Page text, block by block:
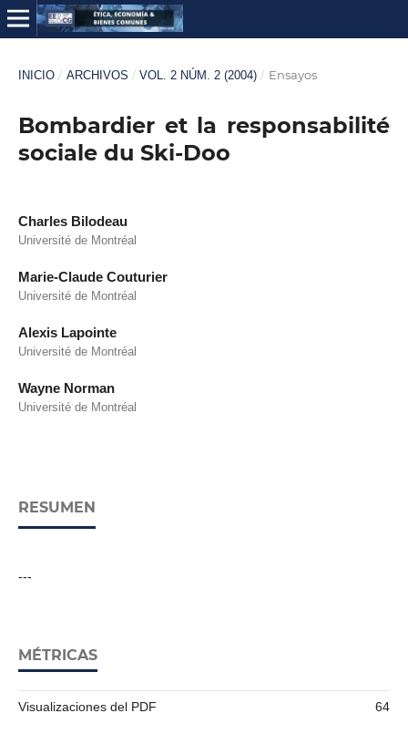
INICIO / ARCHIVOS / VOL. 2 NÚM. 2 (2004) / Ensayos
Bombardier et la responsabilité
sociale du Ski-Doo
Charles Bilodeau
Université de Montréal
Marie-Claude Couturier
Université de Montréal
Alexis Lapointe
Université de Montréal
Wayne Norman
Université de Montréal
RESUMEN
---
MÉTRICAS
Visualizaciones del PDF 64